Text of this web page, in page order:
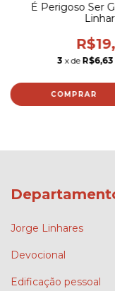
É Perigoso Ser
3 x de R$6,63
Jorge Linhares
Devocional
Edificação pessoal